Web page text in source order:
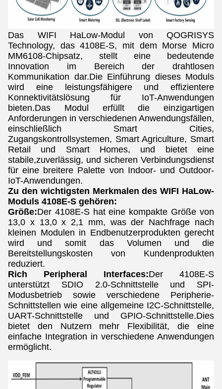
Das WIFI HaLow-Modul von QOGRISYS
Technology, das 4108E-S, mit dem Morse Micro
MM6108-Chipsatz, stellt eine bedeutende
Innovation im Bereich der drahtlosen
Kommunikation dar.Die Einführung dieses Moduls
wird eine leistungsfähigere und effizientere
Konnektivitätslösung für IoT-Anwendungen
bieten.Das Modul erfüllt die einzigartigen
Anforderungen in verschiedenen Anwendungsfällen,
einschließlich Smart Cities,
Zugangskontrollsystemen, Smart Agriculture, Smart
Retail und Smart Homes, und bietet eine
stabile,zuverlässig, und sicheren Verbindungsdienst
für eine breitere Palette von Indoor- und Outdoor-
IoT-Anwendungen.
Zu den wichtigsten Merkmalen des WIFI HaLow-
Moduls 4108E-S gehören:
Größe:Der 4108E-S hat eine kompakte Größe von
13,0 x 13,0 x 2,1 mm, was der Nachfrage nach
kleinen Modulen in Endbenutzerprodukten gerecht
wird und somit das Volumen und die
Bereitstellungskosten von Kundenprodukten
reduziert.
Rich Peripheral Interfaces:Der 4108E-S
unterstützt SDIO 2.0-Schnittstelle und SPI-
Modusbetrieb sowie verschiedene Peripherie-
Schnittstellen wie eine allgemeine I2C-Schnittstelle,
UART-Schnittstelle und GPIO-Schnittstelle.Dies
bietet den Nutzern mehr Flexibilität, die eine
einfache Integration in verschiedene Anwendungen
ermöglicht.